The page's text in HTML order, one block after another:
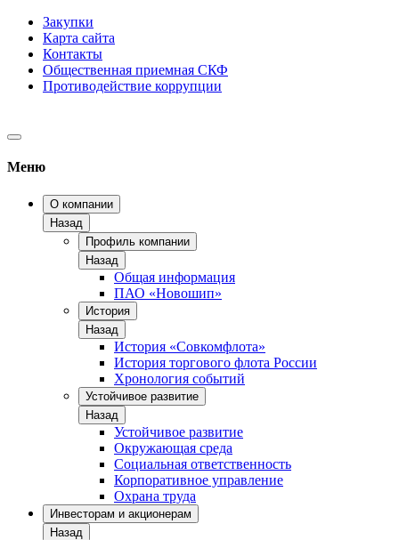
Закупки
Карта сайта
Контакты
Общественная приемная СКФ
Противодействие коррупции
Меню
О компании
Назад
Профиль компании
Назад
Общая информация
ПАО «Новошип»
История
Назад
История «Совкомфлота»
История торгового флота России
Хронология событий
Устойчивое развитие
Назад
Устойчивое развитие
Окружающая среда
Социальная ответственность
Корпоративное управление
Охрана труда
Инвесторам и акционерам
Назад